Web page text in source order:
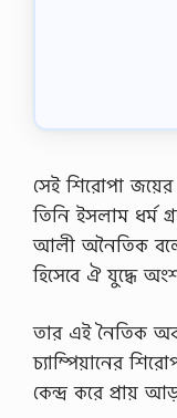
সেই শিরোপা
তিনি ইসলাম ধর্ম
আলী অনৈতিক
হিসেবে ঐ যুদ্ধে
তার এই নৈতিক
চ্যাম্পিয়ানের
কেন্দ্র করে প্রায়